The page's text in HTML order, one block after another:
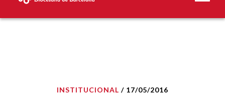
INSTITUCIONAL / 17/05/2016